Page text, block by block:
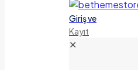
Giriş ve
Kayıt
✕